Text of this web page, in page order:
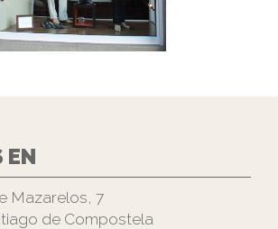
EN
Mazarelos, 7
de Compostela